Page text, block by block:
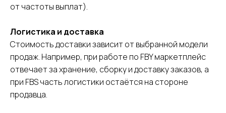
от частоты выплат).
Логистика и доставка
Стоимость доставки зависит от выбранной модели
продаж. Например, при работе по FBY маркетплейс
отвечает за хранение, сборку и доставку заказов, а
при FBS часть логистики остаётся на стороне
продавца.
г. Москва, 1-я улица
Измайловского
Адрес
Личный кабинет
Контакты
Поддержка
Заключить договор
Карта сайта
FBS